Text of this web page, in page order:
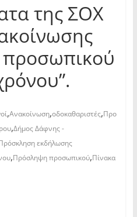
της ΣΟΧ
,Ανακοίνωση,οδοκαθαριστές,Προ
,Δήμος Δάφνης -
εκδήλωσης
,Πρόσληψη προσωπικού,Πίνακα